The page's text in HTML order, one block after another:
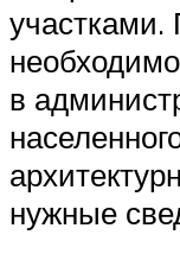
участками.
в
нужные